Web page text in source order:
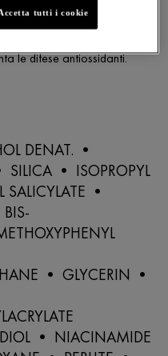
DI VICHY
le difese antiossidanti.
DENAT. •
SILICA • ISOPROPYL
SALICYLATE •
• GLYCERIN •
• NIACINAMIDE
tutti i cookie